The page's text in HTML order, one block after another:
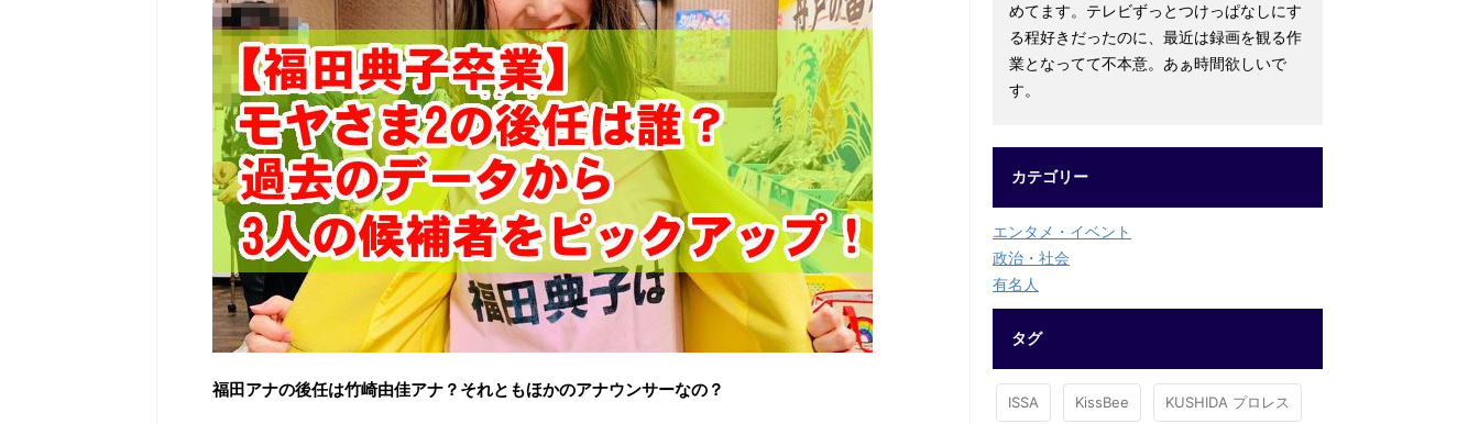
福田アナの後任は竹崎由佳アナ？それともほかのアナウンサーなの？
めてます。テレビずっとつけっぱなしにす
る程好きだったのに、最近は録画を観る作
業となってて不本意。あぁ時間欲しいで
す。
カテゴリー
エンタメ・イベント
政治・社会
有名人
タグ
ISSA KissBee KUSHIDA プロレス